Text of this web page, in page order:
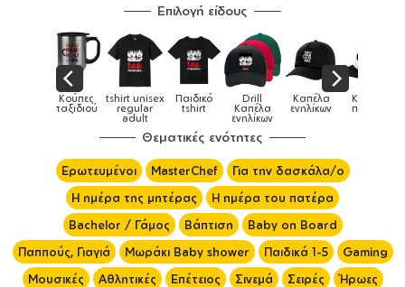
Επιλογή είδους
Παιδικό
tshirt
Drill
Καπέλα
ενηλίκων
Καπέλα
ενηλίκων
Καπέλα
παιδικά Κούπες Κούπες
ειδικές
Θεματικές ενότητες
Ερωτευμένοι MasterChef
Για την δασκάλα/ο
Η ημέρα της μητέρας
Η ημέρα του πατέρα
Bachelor / Γάμος
Βάπτιση
Baby on Board
Παππούς, Γιαγιά
Μωράκι Baby shower Παιδικά 1-5
Gaming
Μουσικές
Αθλητικές Επέτειος Σινεμά Σειρές
Ήρωες